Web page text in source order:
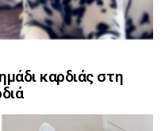
καρδιάς στη